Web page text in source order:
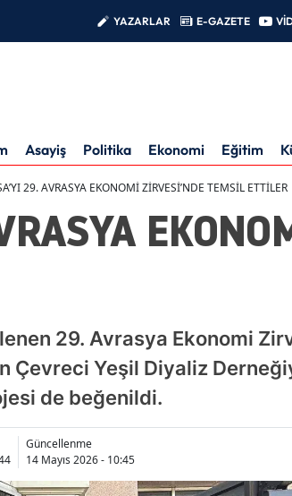
YAZARLAR E-GAZETE
Asayiş Politika Ekonomi Eğitim
29. AVRASYA EKONOMİ ZİRVESİ’NDE TEMSİL ETTİLER
29. Avrasya Ekonomi
Çevreci Yeşil Diyaliz
de beğenildi.
Güncellenme
14 Mayıs 2026 - 10:45